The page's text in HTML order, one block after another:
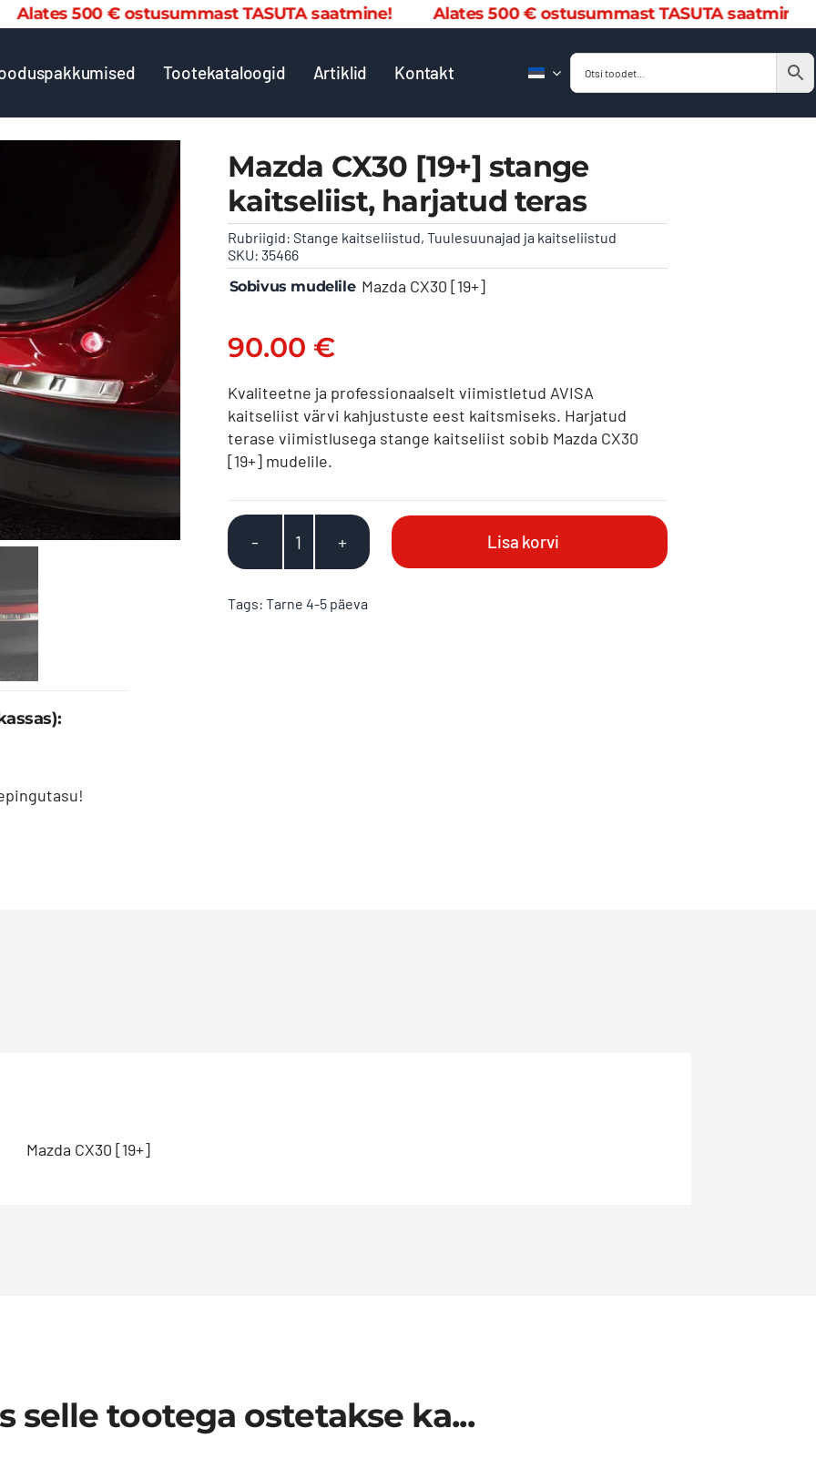
€ ostusummast TASUTA saatmine! Alates 500 € ostusummast TASUTA saatmine!
Tootekataloogid Artiklid Kontakt
Mazda CX30 [19+] stange
kaitseliist, harjatud teras
Rubriigid: Stange kaitseliistud, Tuulesuunajad ja kaitseliistud
SKU: 35466
Sobivus mudelile Mazda CX30 [19+]
90.00 €
Kvaliteetne ja professionaalselt viimistletud AVISA
kaitseliist värvi kahjustuste eest kaitsmiseks. Harjatud
terase viimistlusega stange kaitseliist sobib Mazda CX30
[19+] mudelile.
Mazda
[19+]
Lisa korvi
Tags: Tarne 4-5 päeva
Mazda CX30 [19+]
selle tootega ostetakse ka...